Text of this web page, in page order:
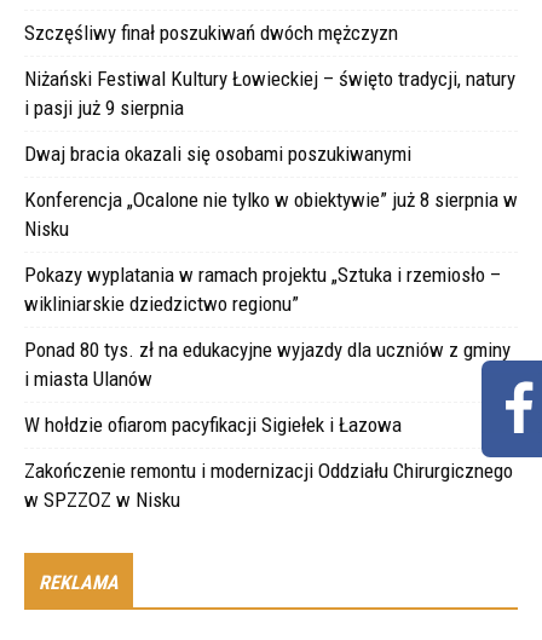
Szczęśliwy finał poszukiwań dwóch mężczyzn
Niżański Festiwal Kultury Łowieckiej – święto tradycji, natury
i pasji już 9 sierpnia
Dwaj bracia okazali się osobami poszukiwanymi
Konferencja „Ocalone nie tylko w obiektywie” już 8 sierpnia w
Nisku
Pokazy wyplatania w ramach projektu „Sztuka i rzemiosło –
wikliniarskie dziedzictwo regionu”
Ponad 80 tys. zł na edukacyjne wyjazdy dla uczniów z gminy
i miasta Ulanów
W hołdzie ofiarom pacyfikacji Sigiełek i Łazowa
Zakończenie remontu i modernizacji Oddziału Chirurgicznego
w SPZZOZ w Nisku
REKLAMA